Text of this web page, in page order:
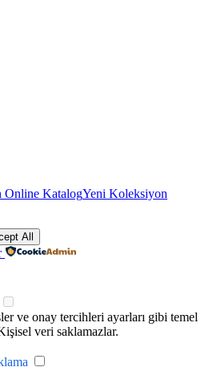
Online KatalogYeni Koleksiyon
All
ve onay tercihleri ayarları gibi temel
veri saklamazlar.